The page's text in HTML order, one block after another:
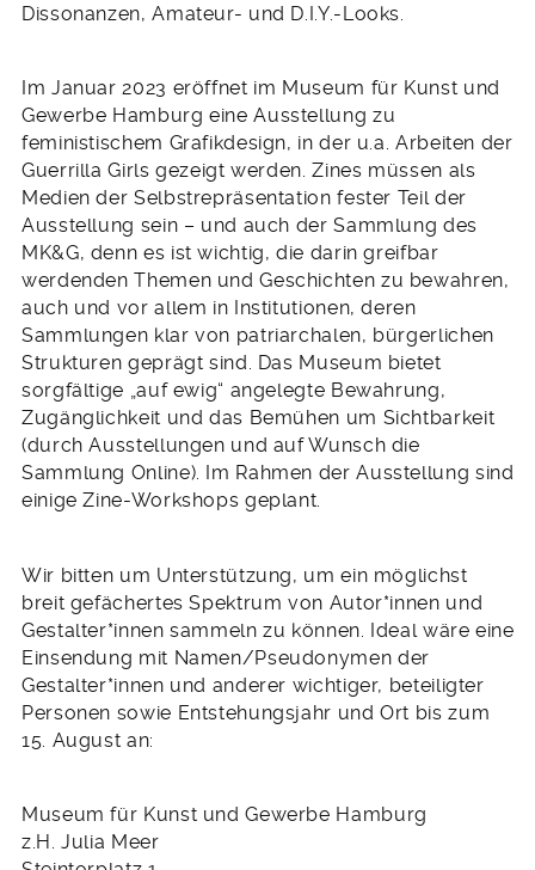
Dissonanzen, Amateur- und D.I.Y.-Looks.
Im Januar 2023 eröffnet im Museum für Kunst und
Gewerbe Hamburg eine Ausstellung zu
feministischem Grafikdesign, in der u.a. Arbeiten der
Guerrilla Girls gezeigt werden. Zines müssen als
Medien der Selbstrepräsentation fester Teil der
Ausstellung sein – und auch der Sammlung des
MK&G, denn es ist wichtig, die darin greifbar
werdenden Themen und Geschichten zu bewahren,
auch und vor allem in Institutionen, deren
Sammlungen klar von patriarchalen, bürgerlichen
Strukturen geprägt sind. Das Museum bietet
sorgfältige „auf ewig“ angelegte Bewahrung,
Zugänglichkeit und das Bemühen um Sichtbarkeit
(durch Ausstellungen und auf Wunsch die
Sammlung Online). Im Rahmen der Ausstellung sind
einige Zine-Workshops geplant.
Wir bitten um Unterstützung, um ein möglichst
breit gefächertes Spektrum von Autor*innen und
Gestalter*innen sammeln zu können. Ideal wäre eine
Einsendung mit Namen/Pseudonymen der
Gestalter*innen und anderer wichtiger, beteiligter
Personen sowie Entstehungsjahr und Ort bis zum
15. August an:
Museum für Kunst und Gewerbe Hamburg
z.H. Julia Meer